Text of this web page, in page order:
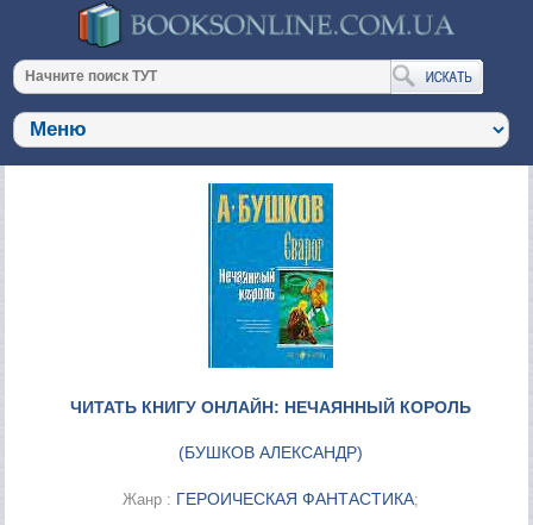
ЧИТАТЬ КНИГУ ОНЛАЙН: НЕЧАЯННЫЙ КОРОЛЬ
(БУШКОВ АЛЕКСАНДР)
Жанр : ГЕРОИЧЕСКАЯ ФАНТАСТИКА;